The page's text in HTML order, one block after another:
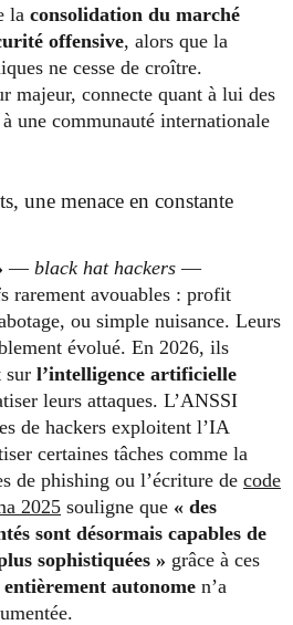
la consolidation du marché
offensive, alors que la
ne cesse de croître.
majeur, connecte quant à lui des
une communauté internationale
une menace en constante
— black hat hackers —
rarement avouables : profit
ou simple nuisance. Leurs
évolué. En 2026, ils
sur l’intelligence artificielle
leurs attaques. L’ANSSI
de hackers exploitent l’IA
certaines tâches comme la
de phishing ou l’écriture de code
2025 souligne que « des
sont désormais capables de
sophistiquées » grâce à ces
autonome n’a